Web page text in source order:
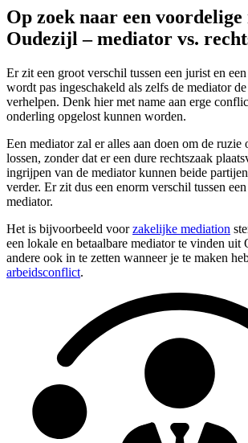
Op zoek naar een
Oudezijl – mediator vs.
Er zit een groot verschil tussen een jurist en
wordt pas ingeschakeld als zelfs de mediator
verhelpen. Denk hier met name aan erge
onderling opgelost kunnen worden.
Een mediator zal er alles aan doen om de ruzie
lossen, zonder dat er een dure rechtszaak
ingrijpen van de mediator kunnen beide
verder. Er zit dus een enorm verschil tussen
mediator.
Het is bijvoorbeeld voorzakelijke mediation
een lokale en betaalbare mediator te vinden
andere ook in te zetten wanneer je te maken
arbeidsconflict.